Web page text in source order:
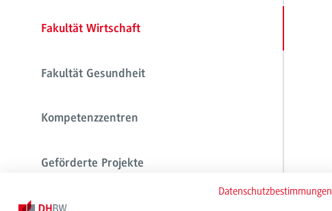
Fakultät Wirtschaft
Fakultät Gesundheit
Kompetenzzentren
Geförderte Projekte
Personalvertretungen & Beratungsdienste
Datenschutzbestimmungen